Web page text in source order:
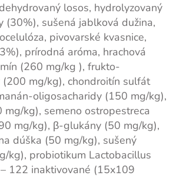
losos, hydrolyzovaný
(30%), sušená jablková dužina,
pivovarské kvasnice,
prírodná aróma, hrachová
(260 mg/kg ), frukto-
(200 mg/kg), chondroitín sulfát
oligosacharidy (150 mg/kg),
mg/kg), semeno ostropestreca
mg/kg), β-glukány (50 mg/kg),
dúška (50 mg/kg), sušený
kg), probiotikum Lactobacillus
122 inaktivované (15x109